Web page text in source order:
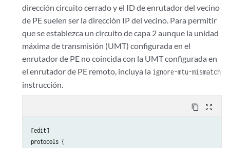
dirección circuito cerrado y el ID de enrutador del vecino
de PE suelen ser la dirección IP del vecino. Para permitir
que se establezca un circuito de capa 2 aunque la unidad
máxima de transmisión (UMT) configurada en el
enrutador de PE no coincida con la UMT configurada en
el enrutador de PE remoto, incluya la ignore-mtu-mismatch
instrucción.
content_copy zoom_out_map
[edit]
protocols {